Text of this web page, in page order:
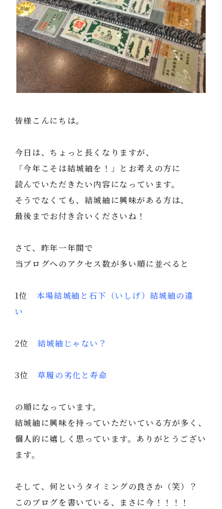
皆様こんにちは。
今日は、ちょっと長くなりますが、
「今年こそは結城紬を！」とお考えの方に
読んでいただきたい内容になっています。
そうでなくても、結城紬に興味がある方は、
最後までお付き合いくださいね！
さて、昨年一年間で
当ブログへのアクセス数が多い順に並べると
1位 本場結城紬と石下（いしげ）結城紬の違
い
2位 結城紬じゃない？
3位 草履の劣化と寿命
の順になっています。
結城紬に興味を持っていただいている方が多く、
個人的に嬉しく思っています。ありがとうござい
ます。
そして、何というタイミングの良さか（笑）？
このブログを書いている、まさに今！！！！